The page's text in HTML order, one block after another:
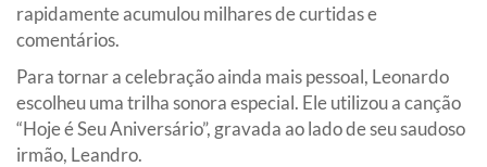
rapidamente acumulou milhares de curtidas e
comentários.
Para tornar a celebração ainda mais pessoal, Leonardo
escolheu uma trilha sonora especial. Ele utilizou a canção
“Hoje é Seu Aniversário”, gravada ao lado de seu saudoso
irmão, Leandro.